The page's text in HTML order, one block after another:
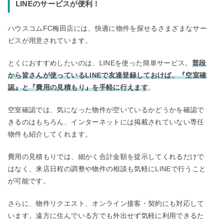
LINEのサービスが便利！
ハウスコムFC梅田店には、快適に物件を探せるさまざまなサー
ビスが用意されています。
とくにおすすめしたいのは、LINEを使った簡単サービス。 普段
から皆さんが使っているLINEで友達登録しておけば、『空室確
認』と『費用の見積もり』を手軽に行えます。
空室確認では、気になった物件が空いているかどうかを確認で
きるのはもちろん、インターネットには掲載されていない専任
物件も紹介してくれます。
費用の見積もりでは、細かく合計金額を提示してくれるだけで
はなく、来店日程の調整や物件の相談も気軽にLINEで行うこと
が可能です。
さらに、物件リクエスト、オンライン接客・契約にも対応して
います。遠方に住んでいる方でも外出せず気軽に利用できるた